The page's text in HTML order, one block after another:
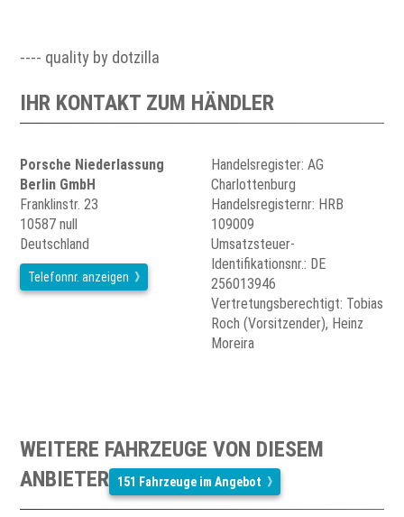
---- quality by dotzilla
IHR KONTAKT ZUM HÄNDLER
Porsche Niederlassung
Berlin GmbH
Franklinstr. 23
10587 null
Deutschland
Telefonnr. anzeigen
Handelsregister: AG
Charlottenburg
Handelsregisternr: HRB
109009
Umsatzsteuer-
Identifikationsnr.: DE
256013946
Vertretungsberechtigt: Tobias
Roch (Vorsitzender), Heinz
Moreira
WEITERE FAHRZEUGE VON DIESEM
ANBIETER 151 Fahrzeuge im Angebot